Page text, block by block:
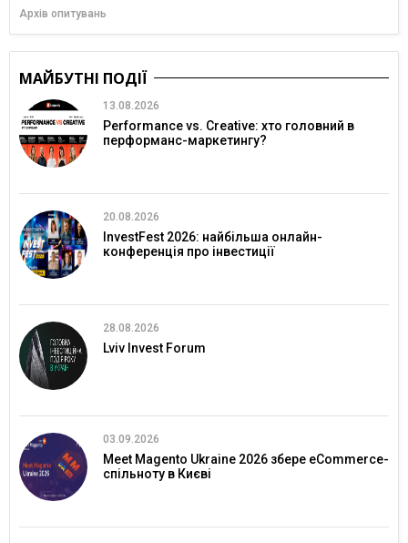
Архів опитувань
МАЙБУТНІ ПОДІЇ
13.08.2026
Performance vs. Creative: хто головний в
перформанс-маркетингу?
20.08.2026
InvestFest 2026: найбільша онлайн-
конференція про інвестиції
28.08.2026
Lviv Invest Forum
03.09.2026
Meet Magento Ukraine 2026 збере eCommerce-
спільноту в Києві